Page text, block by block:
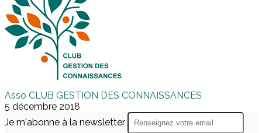
Asso CLUB GESTION DES CONNAISSANCES
5 décembre 2018
Je m'abonne à la newsletter